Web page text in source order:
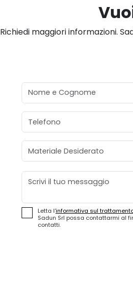
Richiedi maggiori informazioni.
Nome e Cognome
Telefono
Materiale Desiderato
Messaggio
Letta l'informativa sul
Sadun Srl possa contattarmi al
contatti.